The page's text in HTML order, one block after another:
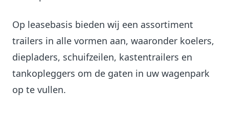
Op leasebasis bieden wij een assortiment
trailers in alle vormen aan, waaronder koelers,
diepladers, schuifzeilen, kastentrailers en
tankopleggers om de gaten in uw wagenpark
op te vullen.